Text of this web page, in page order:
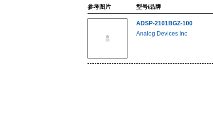
参考图片 型号/品牌
ADSP-2101BGZ-100
Analog Devices Inc